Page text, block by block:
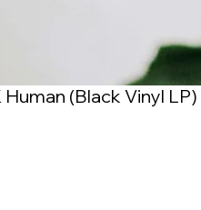
(Black Vinyl LP)